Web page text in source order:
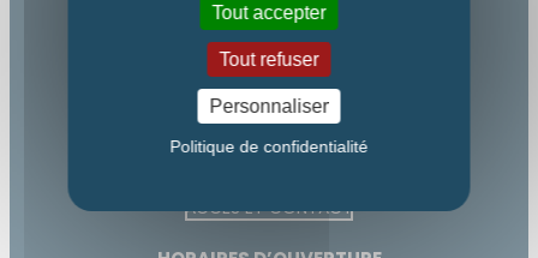
MAIRIE DE SAINT-DIDIER-EN-VELAY
Boulevard de Pélissac
43140 Saint-Didier-en-Velay
04 71 61 14 07
accueil@saint-didier.com
ACCÈS ET CONTACT
Tout accepter
Tout refuser
Personnaliser
Politique de confidentialité